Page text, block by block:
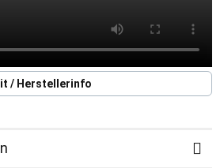
/ Herstellerinfo